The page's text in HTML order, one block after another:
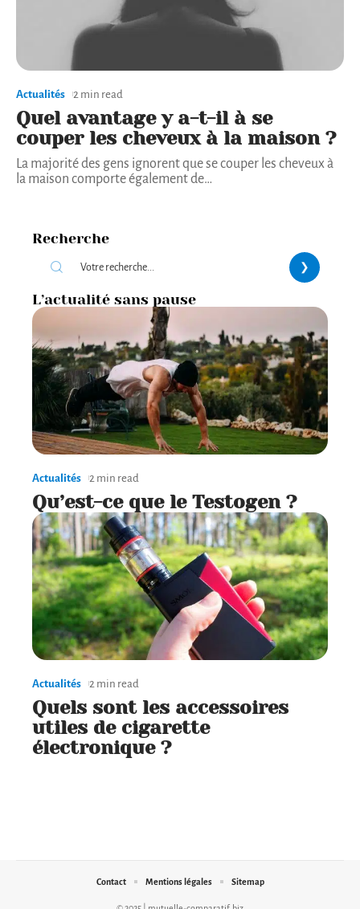
Actualités 2 min read
Quel avantage y a-t-il à se
couper les cheveux à la maison ?
La majorité des gens ignorent que se couper les cheveux à
la maison comporte également de…
Recherche
L’actualité sans pause
Actualités 2 min read
Qu’est-ce que le Testogen ?
Actualités 2 min read
Quels sont les accessoires
utiles de cigarette
électronique ?
Contact Mentions légales Sitemap